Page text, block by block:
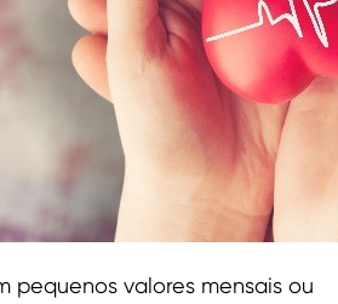
pequenos valores mensais ou